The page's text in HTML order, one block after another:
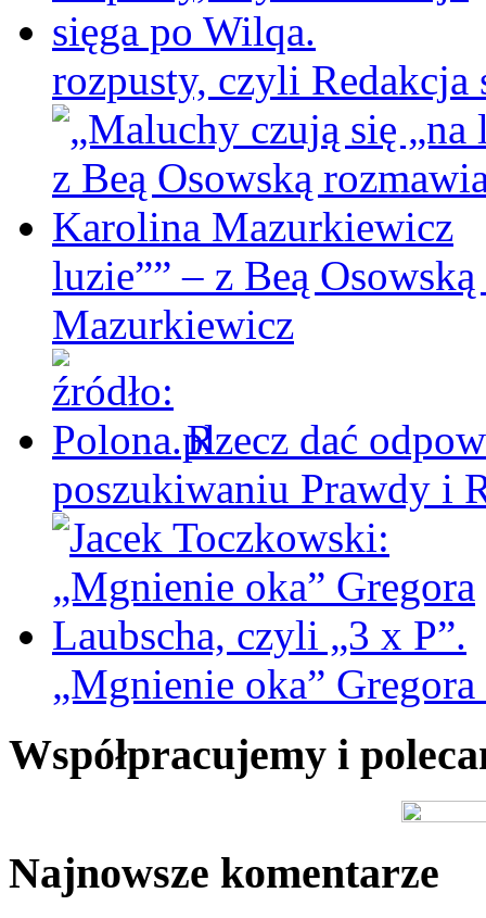
rozpusty, czyli Redakcja
luzie”” – z Beą
Mazurkiewicz
Rzecz dać
poszukiwaniu Prawdy i
„Mgnienie oka”
Współpracujemy i
Najnowsze komentarze